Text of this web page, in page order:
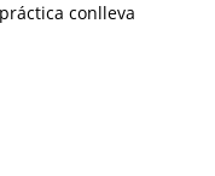
conlleva